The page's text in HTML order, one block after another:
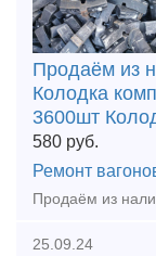
Продаём из
Колодка
3600шт
580 руб.
Ремонт
25.09.24